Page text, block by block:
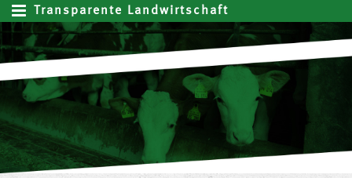
Transparente Landwirtschaft